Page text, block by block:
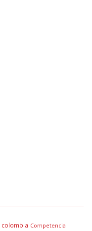
colombia Competencia